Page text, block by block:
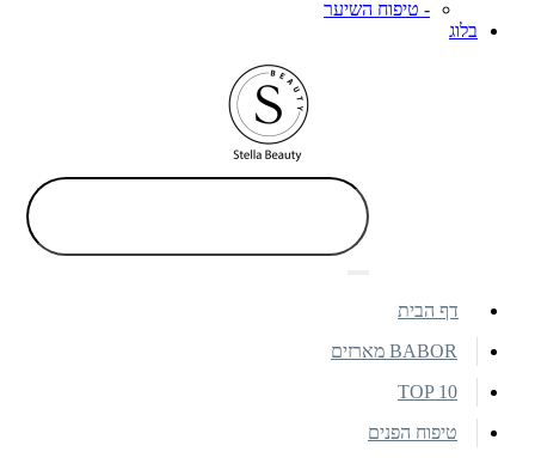
- טיפוח השיער
בלוג
דף הבית
BABOR מארזים
TOP 10
טיפוח הפנים